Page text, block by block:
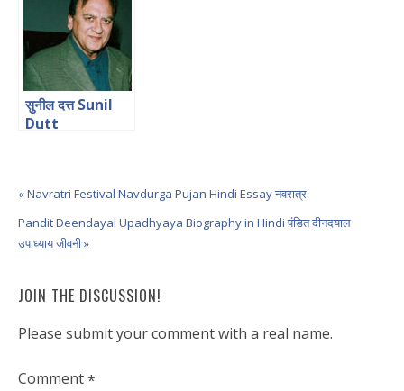
सुनील दत्त Sunil
Dutt
« Navratri Festival Navdurga Pujan Hindi Essay नवरात्र
Pandit Deendayal Upadhyaya Biography in Hindi पंडित दीनदयाल
उपाध्याय जीवनी »
JOIN THE DISCUSSION!
Please submit your comment with a real name.
Comment*